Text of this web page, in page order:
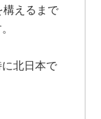
えるまで
北日本で